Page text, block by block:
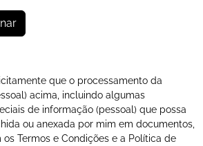
que o processamento da
acima, incluindo algumas
de informação (pessoal) que possa
ou anexada por mim em documentos,
os Termos e Condições e a Política de